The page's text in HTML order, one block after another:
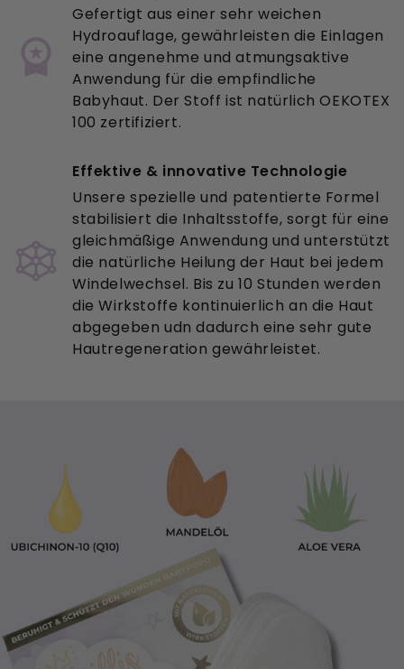
Gefertigt aus einer sehr weichen
Hydroauflage, gewährleisten die Einlagen
eine angenehme und atmungsaktive
Anwendung für die empfindliche
Babyhaut. Der Stoff ist natürlich OEKOTEX
100 zertifiziert.
Effektive & innovative Technologie
Unsere spezielle und patentierte Formel
stabilisiert die Inhaltsstoffe, sorgt für eine
gleichmäßige Anwendung und unterstützt
die natürliche Heilung der Haut bei jedem
Windelwechsel. Bis zu 10 Stunden werden
die Wirkstoffe kontinuierlich an die Haut
abgegeben udn dadurch eine sehr gute
Hautregeneration gewährleistet.